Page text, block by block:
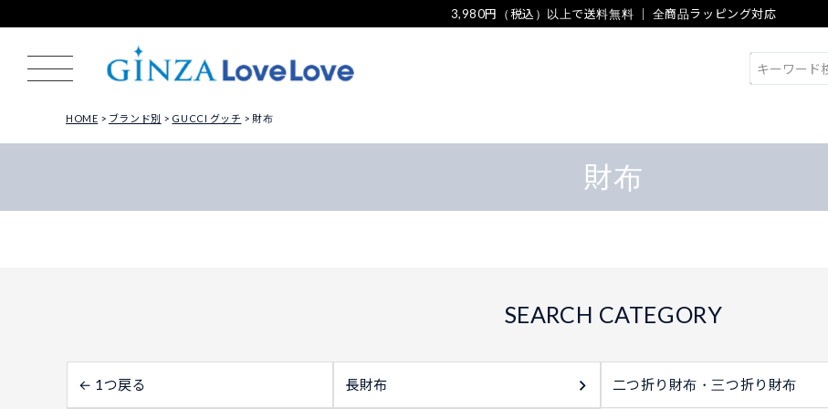
3,980円（税込）以上で送料無料 ｜ 全商品ラッピング対応
HOME ブランド別 GUCCI グッチ 財布
財布
← 1つ戻る 長財布 二つ折り財布・三つ折り財布